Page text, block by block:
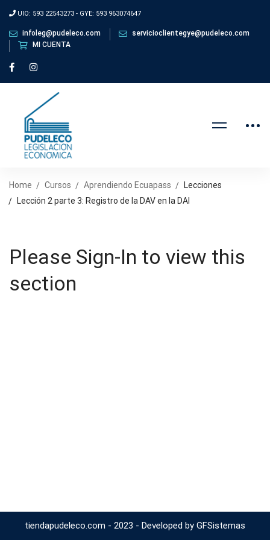
UIO: 593 22543273 - GYE: 593 963074647
infoleg@pudeleco.com
servicioclientegye@pudeleco.com
MI CUENTA
Home Cursos Aprendiendo Ecuapass
Lecciones
Lección 2 parte 3: Registro de la DAV en la DAI
Please Sign-In to view this
section
tiendapudeleco.com - 2023 - Developed by GFSistemas